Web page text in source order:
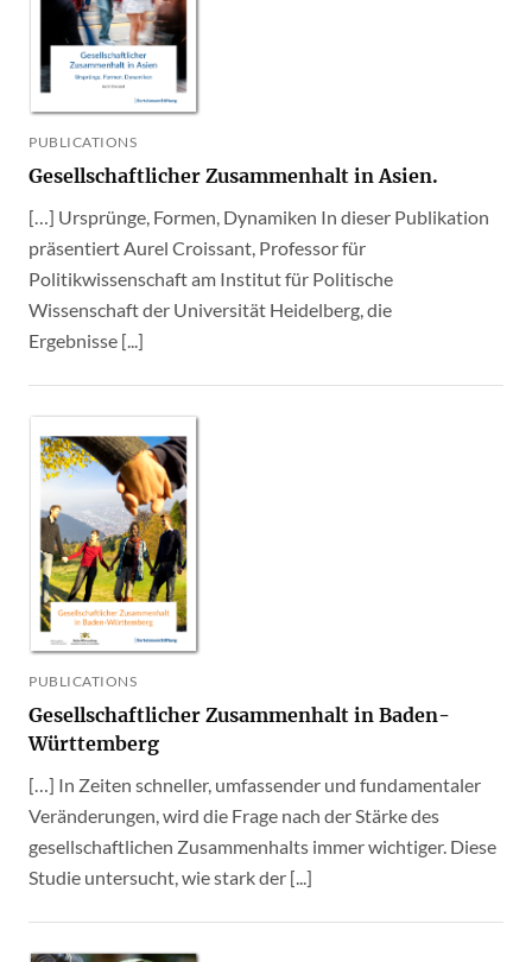
PUBLICATIONS
Gesellschaftlicher Zusammenhalt in Asien.
[…] Ursprünge, Formen, Dynamiken In dieser Publikation
präsentiert Aurel Croissant, Professor für
Politikwissenschaft am Institut für Politische
Wissenschaft der Universität Heidelberg, die
Ergebnisse [...]
PUBLICATIONS
Gesellschaftlicher Zusammenhalt in Baden-
Württemberg
[…] In Zeiten schneller, umfassender und fundamentaler
Veränderungen, wird die Frage nach der Stärke des
gesellschaftlichen Zusammenhalts immer wichtiger. Diese
Studie untersucht, wie stark der [...]